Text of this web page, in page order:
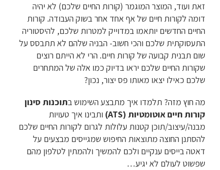
זאת ועוד, המוצר המוגמר (קורות החיים שלכם) לא יהיה
דומה לקורות חיים של אף אחד אחר בשוק העבודה. קורות
החיים החדשים יותאמו במדוייק למטרות שלכם, להיסטוריה
התעסוקתית שלכם והכי חשוב- הבניה שלהם לא תתבסס על
שום תבנית קבועה של קורות חיים. הרי לא הייתם רוצים
שקורות החיים שלכם יראו בדיוק כמו אלה של המתחרים
שלכם כאילו יצאו מאותו פס יצור, נכון?
מה חוץ מזה? תלמדו איך מתבצע השימוש בתוכנות סינון
קורות חיים אוטומטיות (ATSׂׂ)
ותבינו איך טעויות
מבנה/עיצוב/תוכן קטנות עלולות לגרום לקורות החיים שלכם
להסתנן החוצה מתוצאות החיפוש שמגייסים מבצעים על
דאטה בייסים ענקיים ולכם להמשיך ולהמתין לטלפון מהם
שפשוט לעולם לא יגיע…